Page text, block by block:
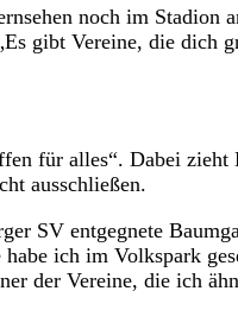
noch im Stadion
gibt Vereine, die dich
für alles“. Dabei zieht
ausschließen.
SV entgegnete
ich im Volkspark
der Vereine, die ich